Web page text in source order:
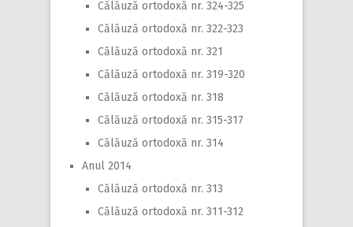
Călăuză ortodoxă nr. 324-325
Călăuză ortodoxă nr. 322-323
Călăuză ortodoxă nr. 321
Călăuză ortodoxă nr. 319-320
Călăuză ortodoxă nr. 318
Călăuză ortodoxă nr. 315-317
Călăuză ortodoxă nr. 314
Anul 2014
Călăuză ortodoxă nr. 313
Călăuză ortodoxă nr. 311-312